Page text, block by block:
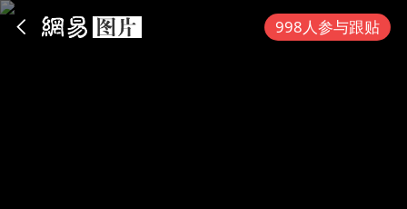
998人参与跟贴
App内打开